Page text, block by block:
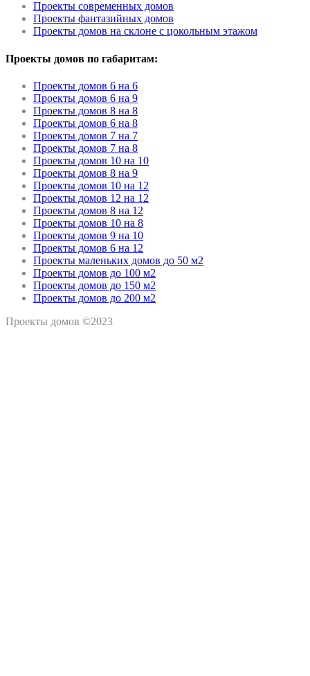
Проекты современных домов
Проекты фантазийных домов
Проекты домов на склоне с цокольным этажом
Проекты домов по габаритам:
Проекты домов 6 на 6
Проекты домов 6 на 9
Проекты домов 8 на 8
Проекты домов 6 на 8
Проекты домов 7 на 7
Проекты домов 7 на 8
Проекты домов 10 на 10
Проекты домов 8 на 9
Проекты домов 10 на 12
Проекты домов 12 на 12
Проекты домов 8 на 12
Проекты домов 10 на 8
Проекты домов 9 на 10
Проекты домов 6 на 12
Проекты маленьких домов до 50 м2
Проекты домов до 100 м2
Проекты домов до 150 м2
Проекты домов до 200 м2
Проекты домов ©2023